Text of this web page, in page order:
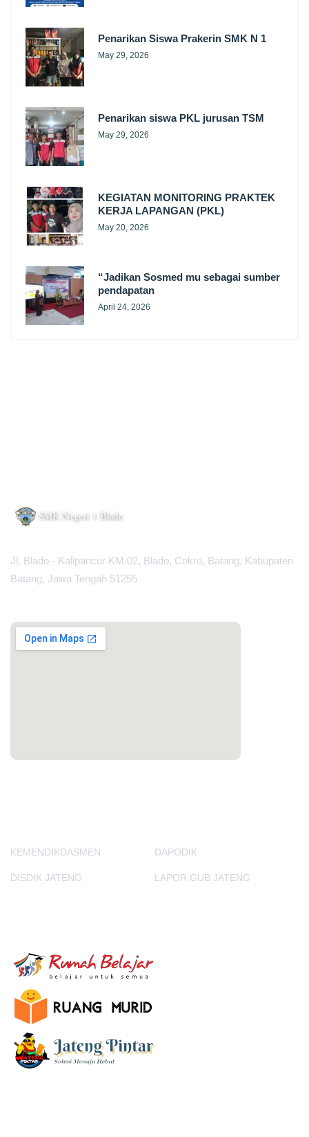
Penarikan Siswa Prakerin SMK N 1
May 29, 2026
Penarikan siswa PKL jurusan TSM
May 29, 2026
KEGIATAN MONITORING PRAKTEK
KERJA LAPANGAN (PKL)
May 20, 2026
“Jadikan Sosmed mu sebagai sumber
pendapatan
April 24, 2026
Jl. Blado - Kalipancur KM.02, Blado, Cokro, Batang, Kabupaten
Batang, Jawa Tengah 51255
KEMENDIKDASMEN DAPODIK
DISDIK JATENG LAPOR GUB JATENG